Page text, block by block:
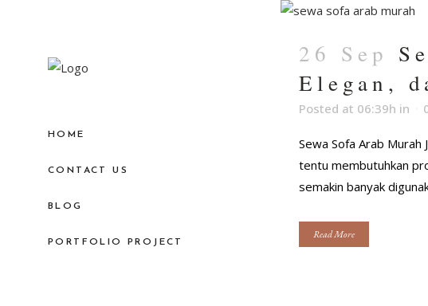
HOME
CONTACT US
BLOG
PORTFOLIO PROJECT
26 Sep
Elegan,
Posted at 06:39h in
Sewa Sofa Arab Murah
tentu membutuhkan
semakin banyak
Read More